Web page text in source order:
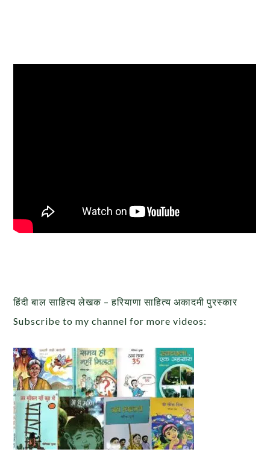
हिंदी बाल साहित्य लेखक – हरियाणा साहित्य अकादमी पुरस्कार
Subscribe to my channel for more videos: